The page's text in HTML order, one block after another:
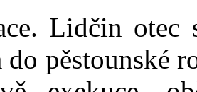
Lidčin otec
pěstounské